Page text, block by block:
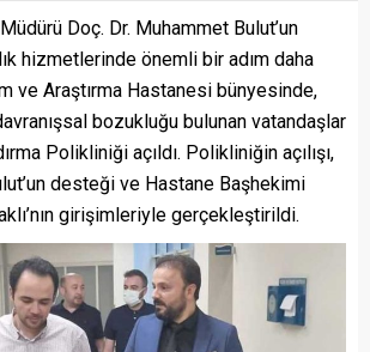
Doç. Dr. Muhammet Bulut’un
hizmetlerinde önemli bir adım daha
ve Araştırma Hastanesi bünyesinde,
bozukluğu bulunan vatandaşlar
Polikliniği açıldı. Polikliniğin açılışı,
desteği ve Hastane Başhekimi
girişimleriyle gerçekleştirildi.